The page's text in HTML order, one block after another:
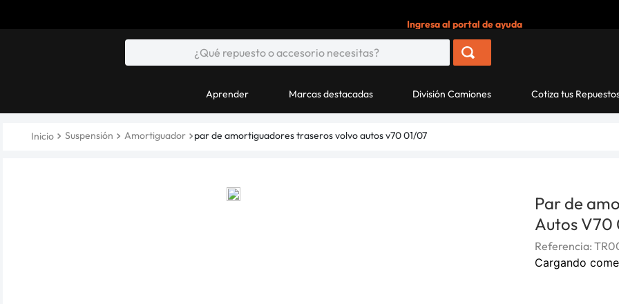
Ingresa al portal de ayuda
Aprender Marcas destacadas División Camiones Cotiza tus
Suspensión Amortiguador par de amortiguadores traseros volvo autos v70 01/07
Par de
Autos V70
Referencia:
Cargando